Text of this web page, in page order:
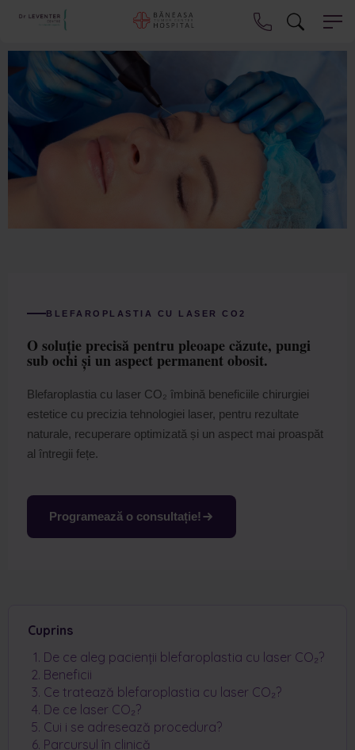
BLEFAROPLASTIA CU LASER CO2
O soluție precisă pentru pleoape căzute, pungi
sub ochi și un aspect permanent obosit.
Blefaroplastia cu laser CO₂ îmbină beneficiile chirurgiei
estetice cu precizia tehnologiei laser, pentru rezultate
naturale, recuperare optimizată și un aspect mai proaspăt
al întregii fețe.
Programează o consultație!
Cuprins
De ce aleg pacienții blefaroplastia cu laser CO₂?
Beneficii
Ce tratează blefaroplastia cu laser CO₂?
De ce laser CO₂?
Cui i se adresează procedura?
Parcursul în clinică